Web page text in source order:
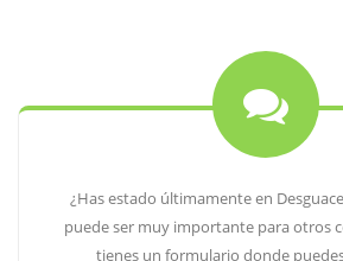
¿Has estado últimamente en
puede ser muy importante para otros
tienes un formulario donde